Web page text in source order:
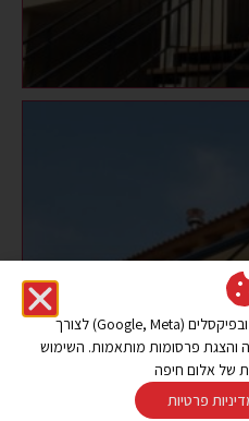
אתר זה עושה שימוש בקובצי Cookies ובפיקסלים (Google, Meta) לצורך
והצגת פרסומות מותאמות. השימוש
של אלום חיפה
פרטיות